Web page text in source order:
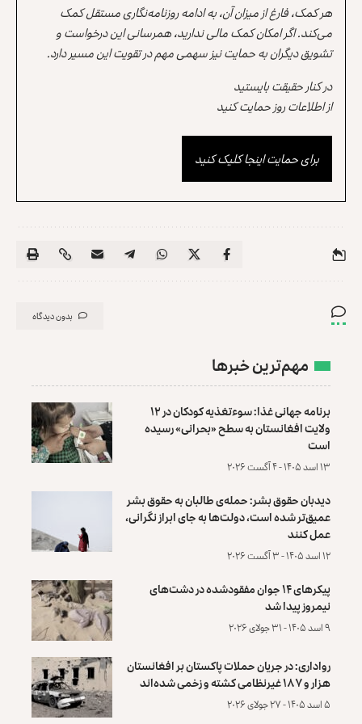
هر کمک، فارغ از میزان آن، به ادامه روزنامه‌نگاری مستقل کمک
می‌کند. اگر امکان کمک مالی ندارید، همرسانی این درخواست و
تشویق دیگران به حمایت نیز سهمی مهم در تقویت این مسیر دارد.
در کنار حقیقت بایستید
از اطلاعات روز حمایت کنید
برای حمایت اینجا کلیک کنید
بدون دیدگاه
مهم‌ترین خبرها
برنامه جهانی غذا: سوءتغذیه کودکان در ۱۲
ولایت افغانستان به سطح «بحرانی» رسیده
است
۱۳ اسد ۱۴۰۵ - ۴ آگست ۲۰۲۶
دیدبان حقوق بشر: حمله‌ی طالبان به حقوق بشر
عمیق‌تر شده است، دولت‌ها به جای ابراز نگرانی،
عمل کنند
۱۲ اسد ۱۴۰۵ - ۳ آگست ۲۰۲۶
پیکرهای ۱۴ جوان مفقودشده در دشت‌های
نیمروز پیدا شد
۹ اسد ۱۴۰۵ - ۳۱ جولای ۲۰۲۶
رواداری: در جریان حملات پاکستان بر افغانستان
هزار و ۱۸۷ غیرنظامی کشته و زخمی شده‌اند
۵ اسد ۱۴۰۵ - ۲۷ جولای ۲۰۲۶